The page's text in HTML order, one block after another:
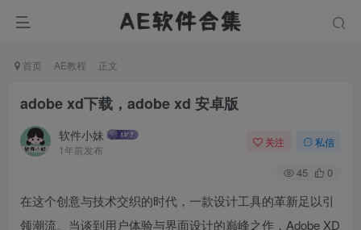
首页 AE教程 正文
adobe xd下载，adobe xd 安卓版
软件小妹
1年前发布
关注 私信
45 0
在这个创意与技术交织的时代，一款设计工具的革新足以引
领潮流。当谈到用户体验与界面设计的巅峰之作，Adobe XD